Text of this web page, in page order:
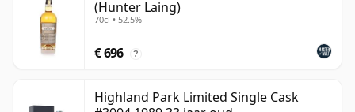
(Hunter Laing)
70cl • 52.5%
€ 696 ?
Highland Park Limited Single Cask